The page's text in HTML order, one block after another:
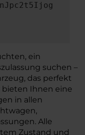
ein
suchen –
das perfekt
bieten Ihnen eine
in allen
Alle
Zustand und